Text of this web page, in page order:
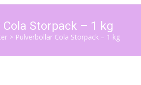
Storpack – 1 kg
> Pulverbollar Cola Storpack – 1 kg